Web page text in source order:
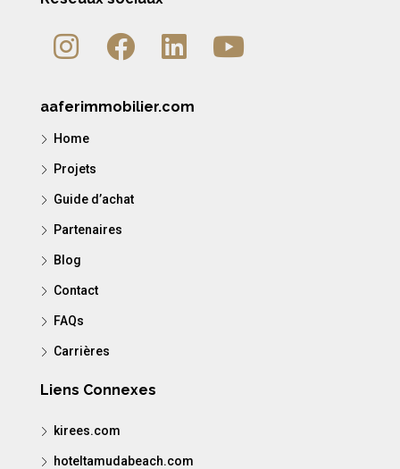
aaferimmobilier.com
Home
Projets
Guide d’achat
Partenaires
Blog
Contact
FAQs
Carrières
Liens Connexes
kirees.com
hoteltamudabeach.com